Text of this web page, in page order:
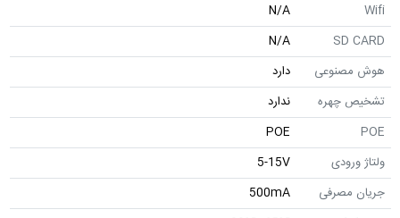
Wifi
N/A
SD CARD
N/A
هوش مصنوعی
دارد
تشخیص چهره
ندارد
POE
POE
ولتاژ ورودی
5-15V
جریان مصرفی
500mA